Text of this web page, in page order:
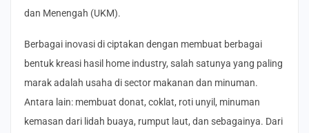
dan Menengah (UKM).
Berbagai inovasi di ciptakan dengan membuat berbagai
bentuk kreasi hasil home industry, salah satunya yang paling
marak adalah usaha di sector makanan dan minuman.
Antara lain: membuat donat, coklat, roti unyil, minuman
kemasan dari lidah buaya, rumput laut, dan sebagainya. Dari